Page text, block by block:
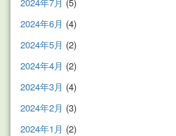
2024年6月 (4)
2024年5月 (2)
2024年4月 (2)
2024年3月 (4)
2024年2月 (3)
2024年1月 (2)